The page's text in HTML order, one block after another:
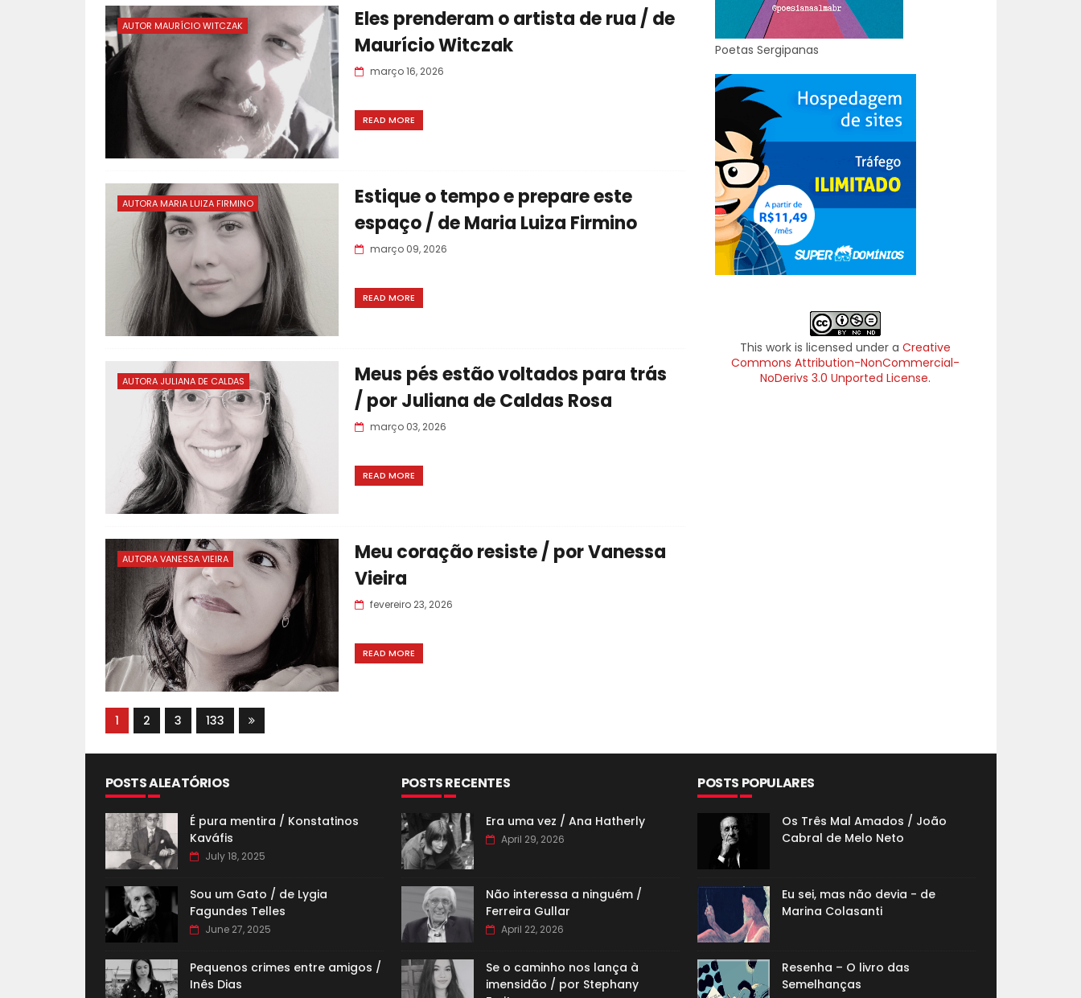
AUTOR MAURÍCIO WITCZAK
Eles prenderam o artista de rua / de
Maurício Witczak
março 16, 2026
READ MORE
AUTORA MARIA LUIZA FIRMINO
Estique o tempo e prepare este
espaço / de Maria Luiza Firmino
março 09, 2026
READ MORE
AUTORA JULIANA DE CALDAS
Meus pés estão voltados para trás
/ por Juliana de Caldas Rosa
março 03, 2026
READ MORE
AUTORA VANESSA VIEIRA
Meu coração resiste / por Vanessa
Vieira
fevereiro 23, 2026
READ MORE
1 2 3 133
Poetas Sergipanas
This work is licensed under aCreative
Commons Attribution-NonCommercial-
NoDerivs 3.0 Unported License.
POSTS ALEATÓRIOS
É pura mentira / Konstatinos
Kaváfis
July 18, 2025
Sou um Gato / de Lygia
Fagundes Telles
June 27, 2025
Pequenos crimes entre amigos /
Inês Dias
POSTS RECENTES
Era uma vez / Ana Hatherly
April 29, 2026
Não interessa a ninguém /
Ferreira Gullar
April 22, 2026
Se o caminho nos lança à
imensidão / por Stephany
POSTS POPULARES
Os Três Mal Amados / João
Cabral de Melo Neto
Eu sei, mas não devia - de
Marina Colasanti
Resenha – O livro das
Semelhanças